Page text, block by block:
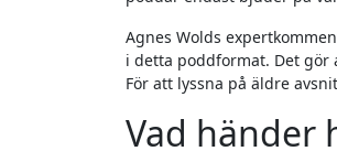
Agnes Wolds
i detta poddformat. Det gör
För att lyssna på äldre
Vad händer